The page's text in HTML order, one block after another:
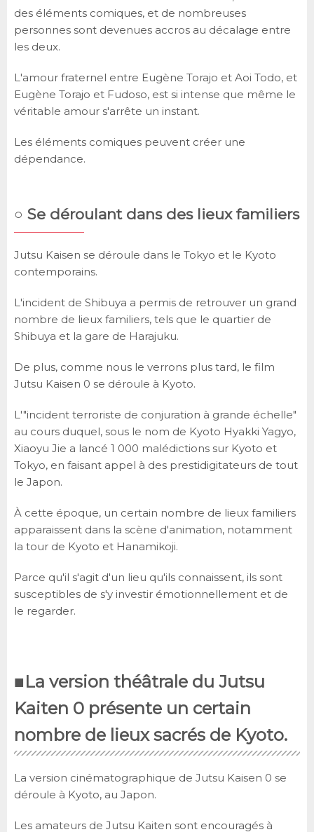
des éléments comiques, et de nombreuses
personnes sont devenues accros au décalage entre
les deux.
L'amour fraternel entre Eugène Torajo et Aoi Todo, et
Eugène Torajo et Fudoso, est si intense que même le
véritable amour s'arrête un instant.
Les éléments comiques peuvent créer une
dépendance.
○ Se déroulant dans des lieux familiers
Jutsu Kaisen se déroule dans le Tokyo et le Kyoto
contemporains.
L'incident de Shibuya a permis de retrouver un grand
nombre de lieux familiers, tels que le quartier de
Shibuya et la gare de Harajuku.
De plus, comme nous le verrons plus tard, le film
Jutsu Kaisen 0 se déroule à Kyoto.
L'"incident terroriste de conjuration à grande échelle"
au cours duquel, sous le nom de Kyoto Hyakki Yagyo,
Xiaoyu Jie a lancé 1 000 malédictions sur Kyoto et
Tokyo, en faisant appel à des prestidigitateurs de tout
le Japon.
À cette époque, un certain nombre de lieux familiers
apparaissent dans la scène d'animation, notamment
la tour de Kyoto et Hanamikoji.
Parce qu'il s'agit d'un lieu qu'ils connaissent, ils sont
susceptibles de s'y investir émotionnellement et de
le regarder.
■La version théâtrale du Jutsu
Kaiten 0 présente un certain
nombre de lieux sacrés de Kyoto.
La version cinématographique de Jutsu Kaisen 0 se
déroule à Kyoto, au Japon.
Les amateurs de Jutsu Kaiten sont encouragés à